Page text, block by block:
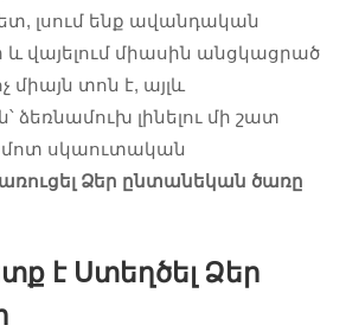
լսում ենք ավանդական
և վայելում միասին անցկացրած
տոն է, այլև
ձեռնամուխ լինելու մի շատ
սկաուտական
Ձեր ընտանեկան ծառը
է Ստեղծել Ձեր